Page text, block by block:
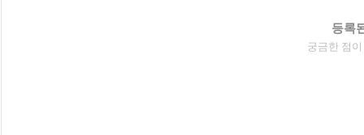
등록
궁금한 점